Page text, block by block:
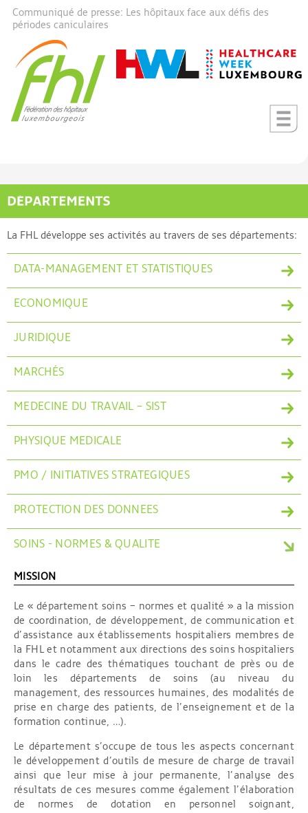
Communiqué de presse: Les hôpitaux face aux défis des
périodes caniculaires
La FHL développe ses activités au travers de ses départements:
DATA-MANAGEMENT ET STATISTIQUES
ECONOMIQUE
JURIDIQUE
MARCHÉS
MEDECINE DU TRAVAIL – SIST
PHYSIQUE MEDICALE
PMO / INITIATIVES STRATEGIQUES
PROTECTION DES DONNEES
SOINS - NORMES & QUALITE
MISSION
Le « département soins – normes et qualité » a la mission
de coordination, de développement, de communication et
d’assistance aux établissements hospitaliers membres de
la FHL et notamment aux directions des soins hospitaliers
dans le cadre des thématiques touchant de près ou de
loin les départements de soins (au niveau du
management, des ressources humaines, des modalités de
prise en charge des patients, de l’enseignement et de la
formation continue, …).
Le département s’occupe de tous les aspects concernant
le développement d’outils de mesure de charge de travail
ainsi que leur mise à jour permanente, l’analyse des
résultats de ces mesures comme également l’élaboration
de normes de dotation en personnel soignant,